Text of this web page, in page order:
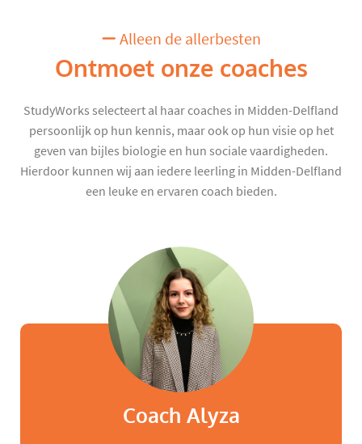
Alleen de allerbesten
Ontmoet onze coaches
StudyWorks selecteert al haar coaches in Midden-Delfland
persoonlijk op hun kennis, maar ook op hun visie op het
geven van bijles biologie en hun sociale vaardigheden.
Hierdoor kunnen wij aan iedere leerling in Midden-Delfland
een leuke en ervaren coach bieden.
Coach Alyza